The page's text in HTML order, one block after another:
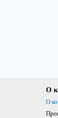
О
О